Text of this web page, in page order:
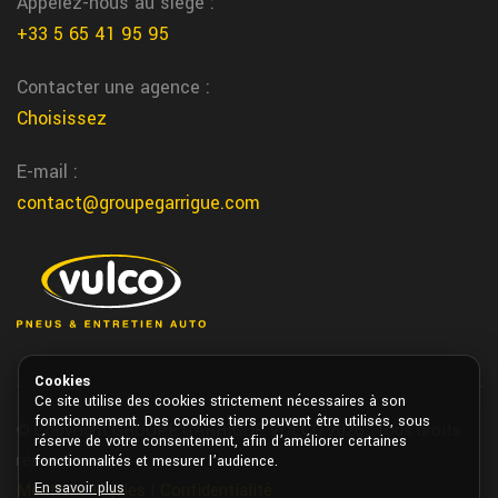
Vous trouvez votre magasin specialiste du pneu a Figeac chez
garrigue vulco
entretien flotte vehicule taxi autour de Pau
Garrigue Vulco Pau accompagne les gestionnaires de taxi avec
Saint Vite changement Batterie
Vite chez garrigue vulco
Vic Fezensac entretien voiture
dans notre centre auto a Vic Fezensac
brive la gaillarde reparation automobile
Nous realisons la reparation de votre automobile directement a
brive la gaillarde chez Garrigue Vulco
+33 5 65 41 95 95
Contacter une agence :
Choisissez
E-mail :
contact@groupegarrigue.com
© Copyright GROUPE GARRIGUE VULCO 2026. Tous droits
réservés.
Mentions légales
Cookies
Ce site utilise des cookies strictement nécessaires à son
fonctionnement. Des cookies tiers peuvent être utilisés, sous
réserve de votre consentement, afin d’améliorer certaines
fonctionnalités et mesurer l’audience.
En savoir plus